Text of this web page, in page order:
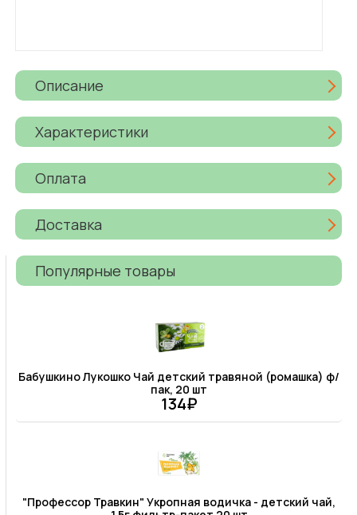
Описание
Характеристики
Оплата
Доставка
Популярные товары
Бабушкино Лукошко Чай детский травяной (ромашка) ф/
пак, 20 шт
134₽
"Профессор Травкин" Укропная водичка - детский чай,